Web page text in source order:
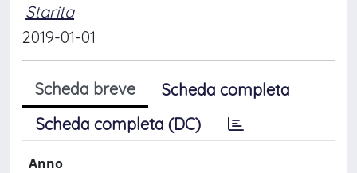
Starita
2019-01-01
Scheda breve
Scheda completa
Scheda completa (DC)
Anno